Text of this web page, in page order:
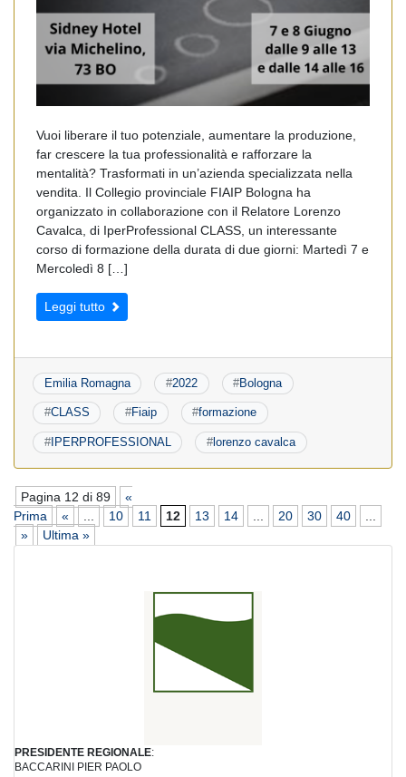
Vuoi liberare il tuo potenziale, aumentare la produzione,
far crescere la tua professionalità e rafforzare la
mentalità? Trasformati in un’azienda specializzata nella
vendita. Il Collegio provinciale FIAIP Bologna ha
organizzato in collaborazione con il Relatore Lorenzo
Cavalca, di IperProfessional CLASS, un interessante
corso di formazione della durata di due giorni: Martedì 7 e
Mercoledì 8 […]
Leggi tutto
Emilia Romagna #2022 #Bologna
#CLASS #Fiaip #formazione
#IPERPROFESSIONAL #lorenzo cavalca
Pagina 12 di 89
«
Prima
« ... 10 11 12 13 14 ... 20 30 40
...
»
Ultima »
PRESIDENTE REGIONALE:
BACCARINI PIER PAOLO